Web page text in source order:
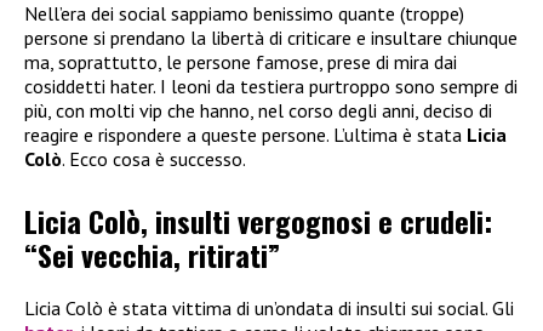
Nell’era dei social sappiamo benissimo quante (troppe)
persone si prendano la libertà di criticare e insultare chiunque
ma, soprattutto, le persone famose, prese di mira dai
cosiddetti hater. I leoni da testiera purtroppo sono sempre di
più, con molti vip che hanno, nel corso degli anni, deciso di
reagire e rispondere a queste persone. L’ultima è stata Licia
Colò. Ecco cosa è successo.
Licia Colò, insulti vergognosi e crudeli:
“Sei vecchia, ritirati”
Licia Colò è stata vittima di un’ondata di insulti sui social. Gli